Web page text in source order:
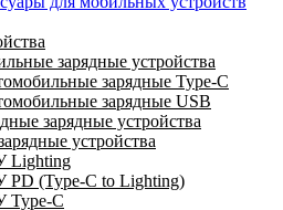
зарядные устройства
зарядные Type-C
зарядные USB
зарядные устройства
устройства
Lighting
PD (Type-C to Lighting)
Type-C